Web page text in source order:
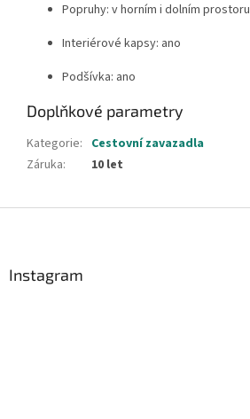
Popruhy: v horním i dolním prostoru
Interiérové kapsy: ano
Podšívka: ano
Doplňkové parametry
Kategorie: Cestovní zavazadla
Záruka: 10 let
Instagram